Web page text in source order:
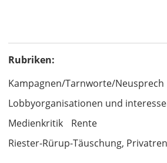
Rubriken:
Kampagnen/Tarnworte/Neusprech
Lobbyorganisationen und
Medienkritik
Rente
Riester-Rürup-Täuschung,